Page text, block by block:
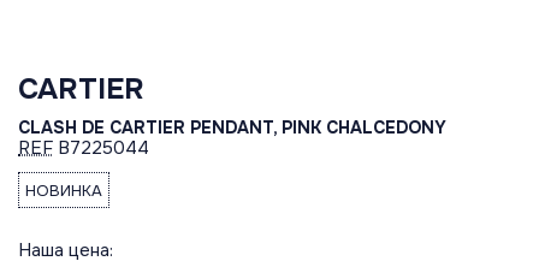
CARTIER
CLASH DE CARTIER PENDANT, PINK CHALCEDONY
REF B7225044
НОВИНКА
Наша цена: